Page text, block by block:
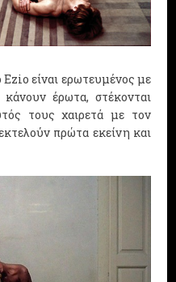
είναι ερωτευμένος με
έρωτα, στέκονται
τους χαιρετά με τον
πρώτα εκείνη και